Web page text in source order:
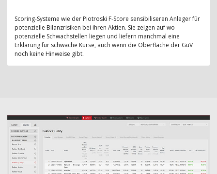
Scoring-Systeme wie der Piotroski F-Score sensibiliseren Anleger für
potenzielle Bilanzrisiken bei ihren Aktien. Sie zeigen auf wo
potenzielle Schwachstellen liegen und liefern manchmal eine
Erklärung für schwache Kurse, auch wenn die Oberfläche der GuV
noch keine Hinweise gibt.